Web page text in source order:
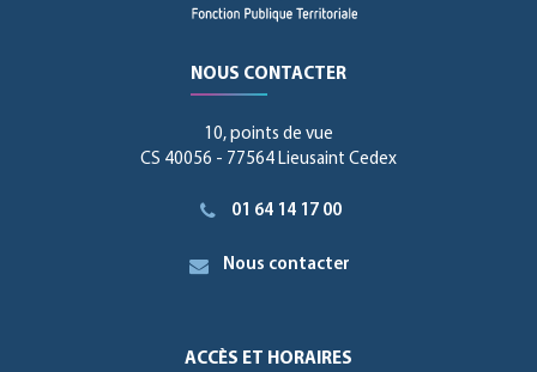
NOUS CONTACTER
10, points de vue
CS 40056 - 77564 Lieusaint Cedex
01 64 14 17 00
Nous contacter
ACCÈS ET HORAIRES